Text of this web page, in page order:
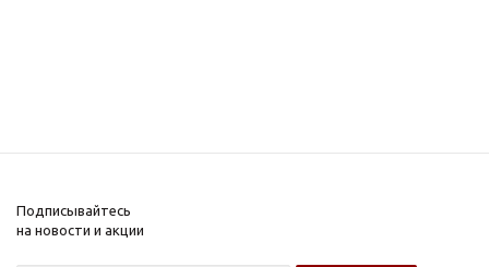
Подписывайтесь
на новости и акции